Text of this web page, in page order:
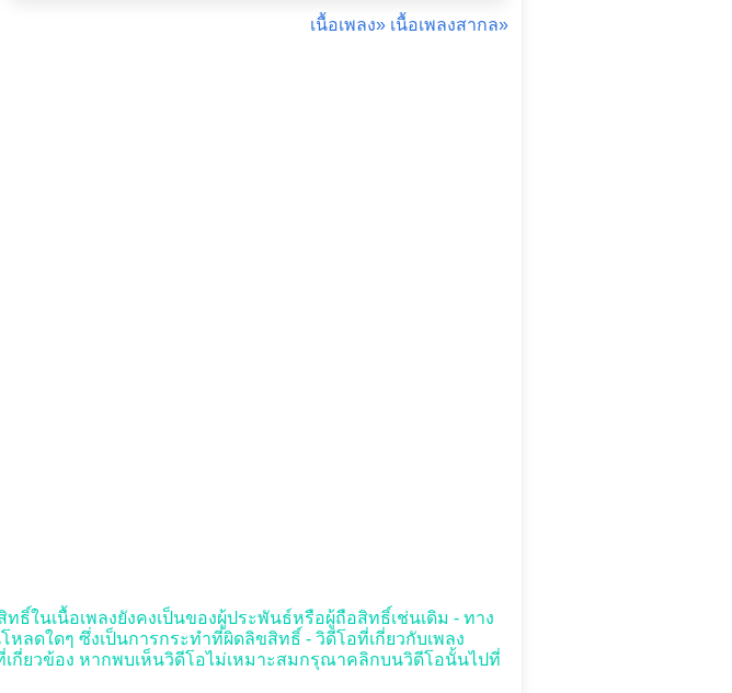
เนื้อเพลง» เนื้อเพลงสากล»
ธิ์ในเนื้อเพลงยังคงเป็นของผู้ประพันธ์หรือผู้ถือสิทธิ์เช่นเดิม - ทาง
หลดใดๆ ซึ่งเป็นการกระทำที่ผิดลิขสิทธิ์ - วิดีโอที่เกี่ยวกับเพลง
เกี่ยวข้อง หากพบเห็นวิดีโอไม่เหมาะสมกรุณาคลิกบนวิดีโอนั้นไปที่